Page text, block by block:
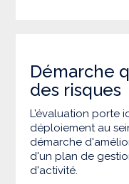
Démarche
des risques
L’évaluation porte
déploiement au
démarche
d'un plan de
d'activité.